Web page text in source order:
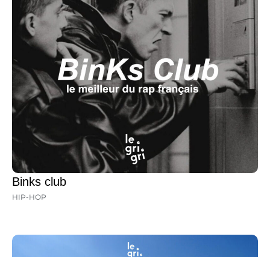
Binks club
HIP-HOP